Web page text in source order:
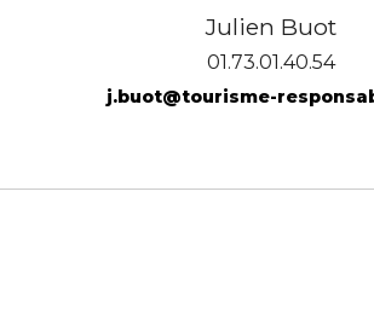
Julien Buot
01.73.01.40.54
j.buot@tourisme-